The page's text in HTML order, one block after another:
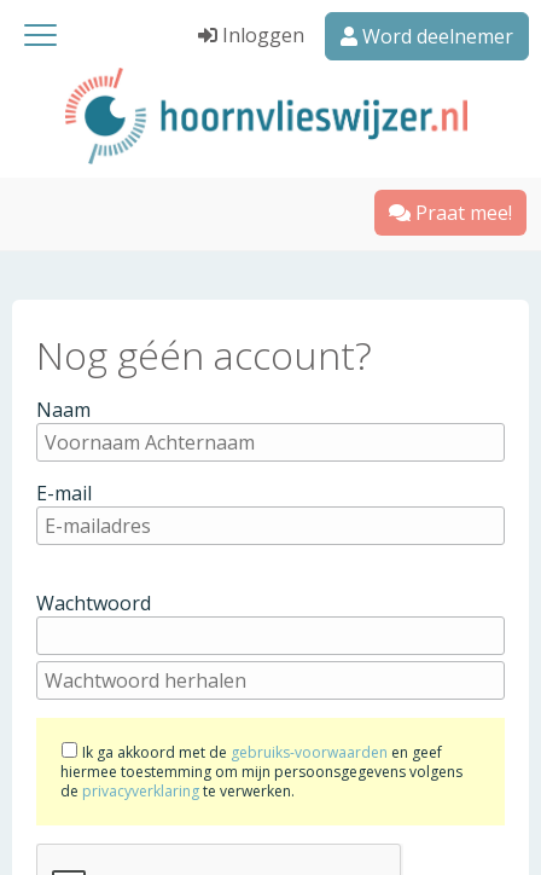
Inloggen Word deelnemer
Praat mee!
Nog géén account?
Naam
E-mail
Wachtwoord
Ik ga akkoord met de gebruiks-voorwaarden en geef
hiermee toestemming om mijn persoonsgegevens volgens
de privacyverklaringte verwerken.